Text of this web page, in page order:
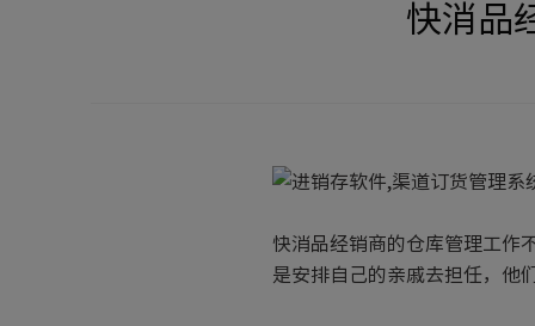
快消品
快消品经销商的仓库管理工作
是安排自己的亲戚去担任，他